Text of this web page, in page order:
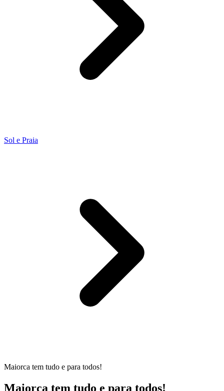
Sol e Praia
Maiorca tem tudo e para todos!
Maiorca tem tudo e para todos!